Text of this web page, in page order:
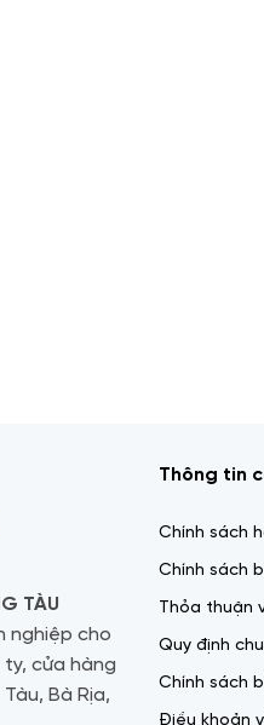
TÀU
nghiệp cho
cửa hàng
Bà Rịa,
Thông tin
Chính sách
Chính sách
Thỏa thuận
Quy định
Chính sách
Điều khoản